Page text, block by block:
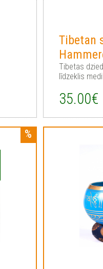
Tibetan
Tibetas
līdzeklis
35.00€